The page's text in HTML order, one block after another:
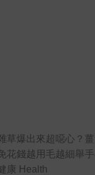
草爆出來超噁心？
花錢越用毛越細舉
康 Health